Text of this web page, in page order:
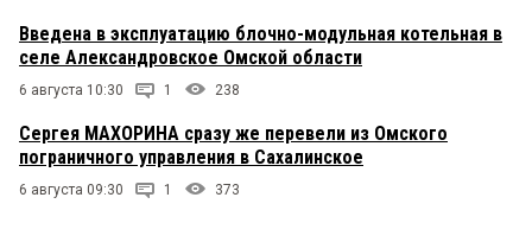
Введена в эксплуатацию блочно-модульная котельная в
селе Александровское Омской области
6 августа 10:30 1 238
Сергея МАХОРИНА сразу же перевели из Омского
пограничного управления в Сахалинское
6 августа 09:30 1 373